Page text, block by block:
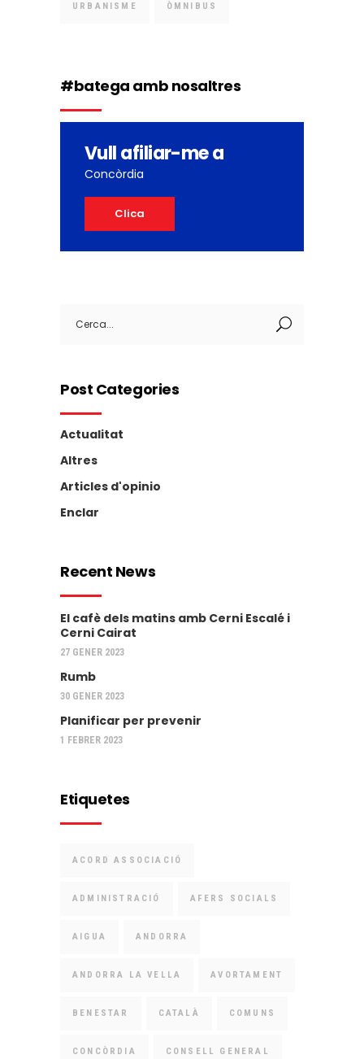
URBANISME ÒMNIBUS
#batega amb nosaltres
Vull afiliar-me a
Concòrdia
Clica
for:
Post Categories
Actualitat
Altres
Articles d'opinio
Enclar
Recent News
El cafè dels matins amb Cerni Escalé i
Cerni Cairat
27 GENER 2023
Rumb
30 GENER 2023
Planificar per prevenir
1 FEBRER 2023
Etiquetes
ACORD ASSOCIACIÓ
ADMINISTRACIÓ AFERS SOCIALS
AIGUA ANDORRA
ANDORRA LA VELLA AVORTAMENT
BENESTAR CATALÀ COMUNS
CONCÒRDIA CONSELL GENERAL